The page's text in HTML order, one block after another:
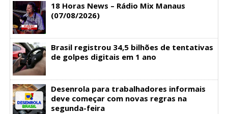
18 Horas News​​​​​​​​​​​​ – Rádio Mix Manaus
(07/08/2026)
Brasil registrou 34,5 bilhões de tentativas
de golpes digitais em 1 ano
Desenrola para trabalhadores informais
deve começar com novas regras na
segunda-feira